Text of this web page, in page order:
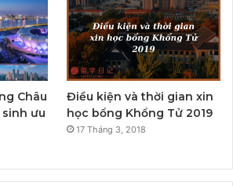
Châu
ưu
Điều kiện và thời gian xin
học bổng Khổng Tử 2019
17 Tháng 3, 2018